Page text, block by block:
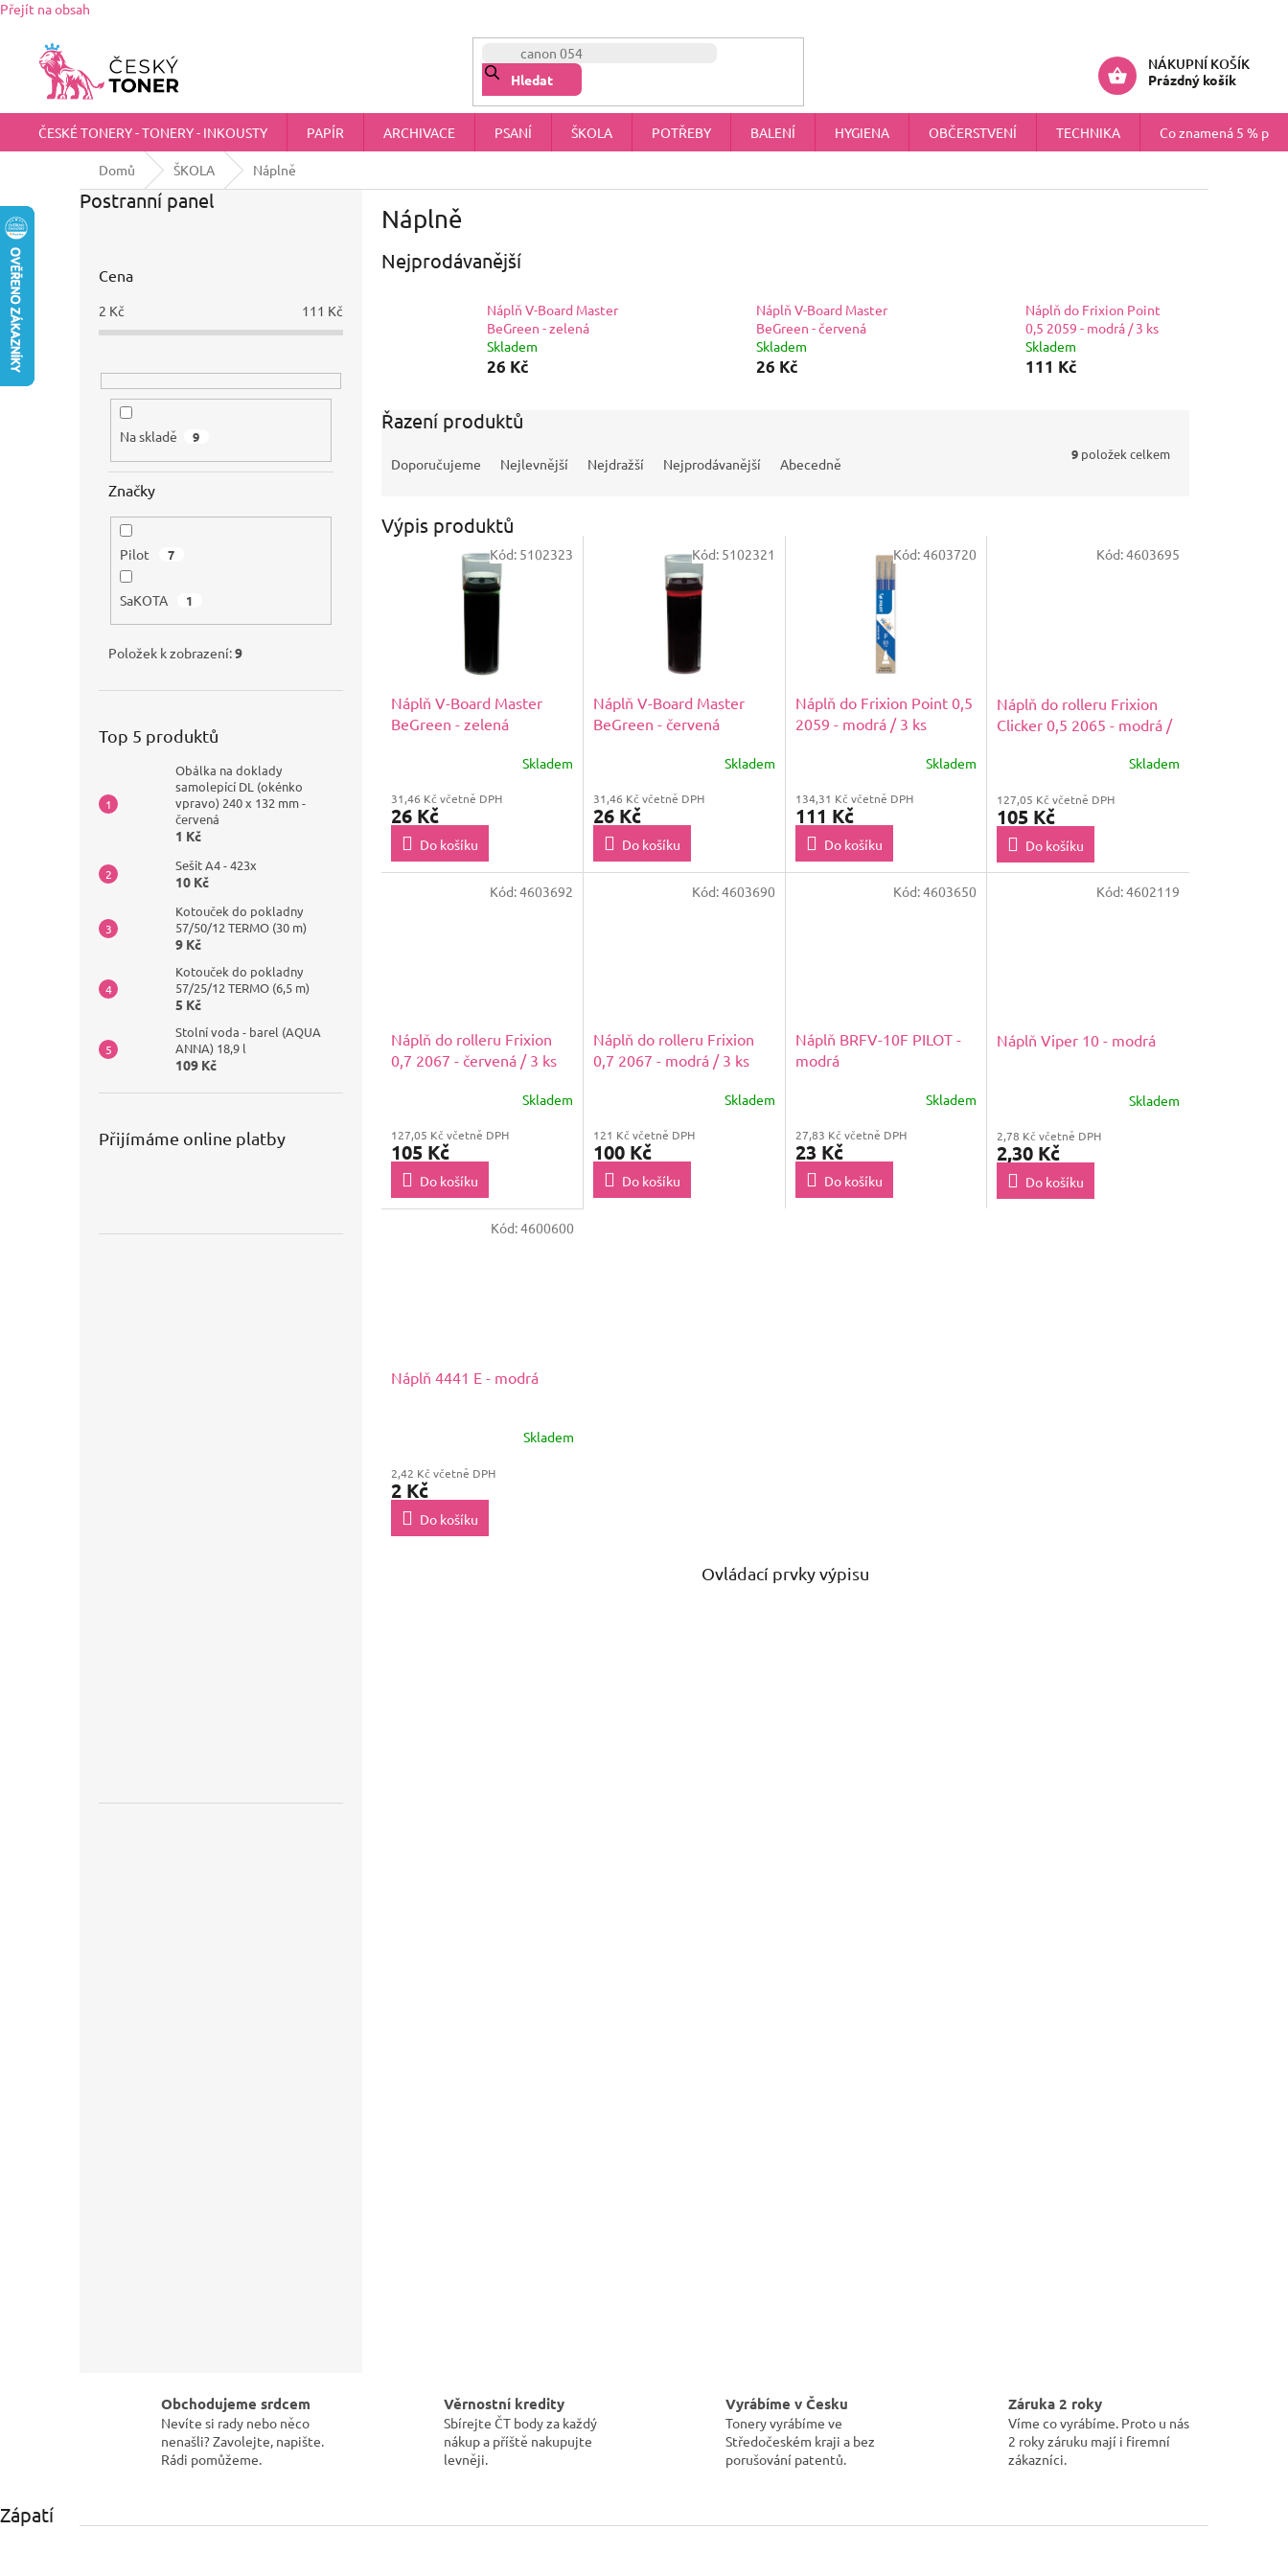
Přejít na obsah
chci@ceskytoner.cz
OBCHODNÍ PODMÍNKY
Hledat
NÁKUPNÍ KOŠÍK
Prázdný košík
ČESKÉ TONERY - TONERY - INKOUSTY PAPÍR ARCHIVACE PSANÍ ŠKOLA POTŘEBY BALENÍ HYGIENA OBČERSTVENÍ TECHNIKA Co znamená 5 %
Domů ŠKOLA Náplně
Postranní panel
Cena
2 Kč 111 Kč
Na skladě 9
Značky
Pilot 7
SaKOTA 1
Položek k zobrazení:9
Top 5 produktů
Obálka na doklady
samolepící DL (okénko
vpravo) 240 x 132 mm -
červená
1 Kč
Sešit A4 - 423x
10 Kč
Kotouček do pokladny
57/50/12 TERMO (30 m)
9 Kč
Kotouček do pokladny
57/25/12 TERMO (6,5 m)
5 Kč
Stolní voda - barel (AQUA
ANNA) 18,9 l
109 Kč
Přijímáme online platby
Náplně
Nejprodávanější
Náplň V-Board Master
BeGreen - zelená
Skladem
26 Kč
Náplň V-Board Master
BeGreen - červená
Skladem
26 Kč
Náplň do Frixion Point
0,5 2059 - modrá / 3 ks
Skladem
111 Kč
Řazení produktů
Doporučujeme Nejlevnější Nejdražší Nejprodávanější Abecedně
9 položek celkem
Výpis produktů
Náplň V-Board Master
BeGreen - zelená
Skladem
31,46 Kč včetně DPH
26 Kč
Do košíku
Kód: 5102323
Náplň V-Board Master
BeGreen - červená
Skladem
31,46 Kč včetně DPH
26 Kč
Do košíku
Kód: 5102321
Náplň do Frixion Point 0,5
2059 - modrá / 3 ks
Skladem
134,31 Kč včetně DPH
111 Kč
Do košíku
Kód:4603720
Náplň do rolleru Frixion
Clicker 0,5 2065 - modrá /
Skladem
127,05 Kč včetně DPH
105 Kč
Do košíku
Kód:4603695
Náplň do rolleru Frixion
0,7 2067 - červená / 3 ks
Skladem
127,05 Kč včetně DPH
105 Kč
Do košíku
Kód:4603692
Náplň do rolleru Frixion
0,7 2067 - modrá / 3 ks
Skladem
121 Kč včetně DPH
100 Kč
Do košíku
Kód:4603690
Náplň BRFV-10F PILOT -
modrá
Skladem
27,83 Kč včetně DPH
23 Kč
Do košíku
Kód:4603650
Náplň Viper 10 - modrá
Skladem
2,78 Kč včetně DPH
2,30 Kč
Do košíku
Kód:4602119
Náplň 4441 E - modrá
Skladem
2,42 Kč včetně DPH
2 Kč
Do košíku
Kód:4600600
Ovládací prvky výpisu
Obchodujeme srdcem
Nevíte si rady nebo něco
nenašli? Zavolejte, napište.
Rádi pomůžeme.
Věrnostní kredity
Sbírejte ČT body za každý
nákup a příště nakupujte
levněji.
Vyrábíme v Česku
Tonery vyrábíme ve
Středočeském kraji a bez
porušování patentů.
Záruka 2 roky
Víme co vyrábíme. Proto u nás
2 roky záruku mají i firemní
zákazníci.
Zápatí